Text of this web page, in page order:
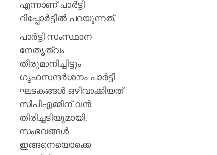
എന്നാണ് പാര്‍ട്ടി
റിപ്പോര്‍ട്ടില്‍ പറയുന്നത്.
പാര്‍ട്ടി സംസ്ഥാന
നേതൃത്വം
തീരുമാനിച്ചിട്ടും
ഗൃഹസന്ദര്‍ശനം പാര്‍ട്ടി
ഘടകങ്ങള്‍ ഒഴിവാക്കിയത്
സിപിഎമ്മിന് വന്‍
തിരിച്ചടിയുമായി.
സംഭവങ്ങള്‍
ഇങ്ങനെയൊക്കെ